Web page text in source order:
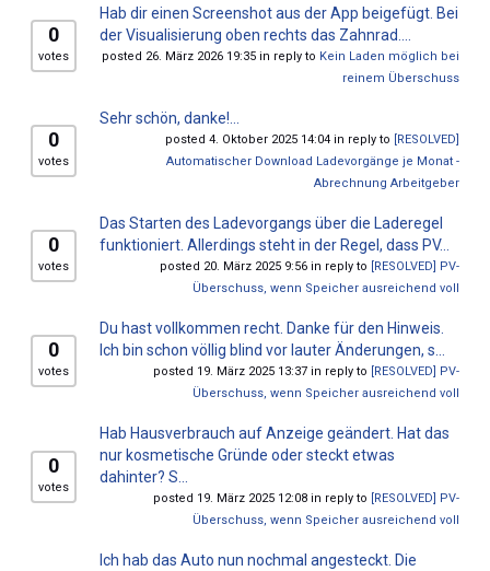
0
votes
Hab dir einen Screenshot aus der App beigefügt. Bei
der Visualisierung oben rechts das Zahnrad....
posted 26. März 2026 19:35 in reply to Kein Laden möglich bei
reinem Überschuss
0
votes
Sehr schön, danke!...
posted 4. Oktober 2025 14:04 in reply to [RESOLVED]
Automatischer Download Ladevorgänge je Monat -
Abrechnung Arbeitgeber
0
votes
Das Starten des Ladevorgangs über die Laderegel
funktioniert. Allerdings steht in der Regel, dass PV...
posted 20. März 2025 9:56 in reply to [RESOLVED] PV-
Überschuss, wenn Speicher ausreichend voll
0
votes
Du hast vollkommen recht. Danke für den Hinweis.
Ich bin schon völlig blind vor lauter Änderungen, s...
posted 19. März 2025 13:37 in reply to [RESOLVED] PV-
Überschuss, wenn Speicher ausreichend voll
0
votes
Hab Hausverbrauch auf Anzeige geändert. Hat das
nur kosmetische Gründe oder steckt etwas
dahinter? S...
posted 19. März 2025 12:08 in reply to [RESOLVED] PV-
Überschuss, wenn Speicher ausreichend voll
Ich hab das Auto nun nochmal angesteckt. Die